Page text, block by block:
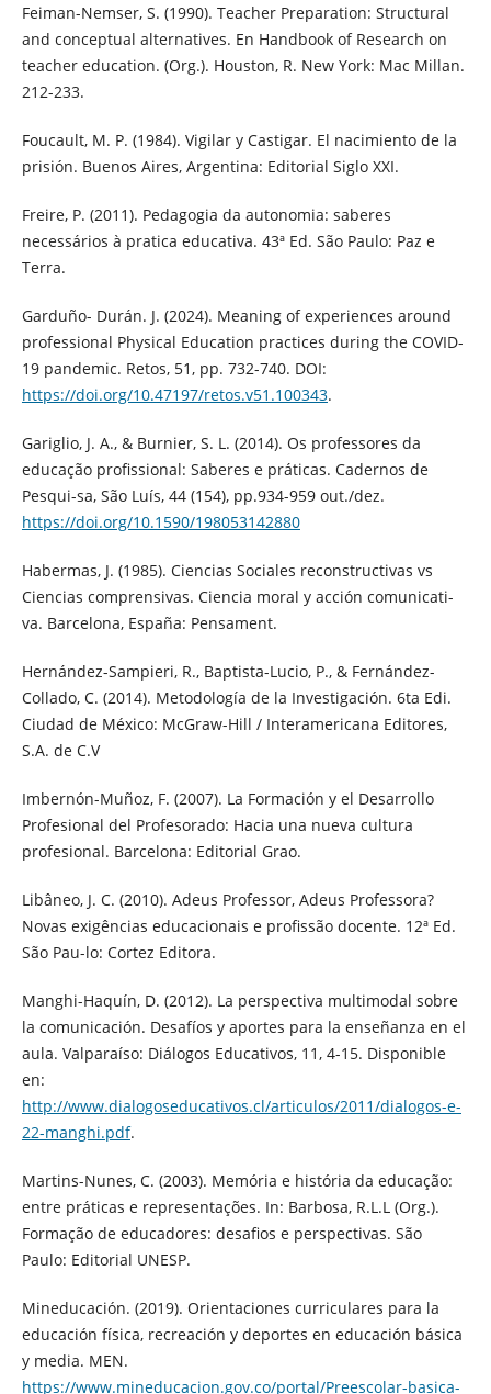
Feiman-Nemser, S. (1990). Teacher Preparation: Structural
and conceptual alternatives. En Handbook of Research on
teacher education. (Org.). Houston, R. New York: Mac Millan.
212-233.
Foucault, M. P. (1984). Vigilar y Castigar. El nacimiento de la
prisión. Buenos Aires, Argentina: Editorial Siglo XXI.
Freire, P. (2011). Pedagogia da autonomia: saberes
necessários à pratica educativa. 43ª Ed. São Paulo: Paz e
Terra.
Garduño- Durán. J. (2024). Meaning of experiences around
professional Physical Education practices during the COVID-
19 pandemic. Retos, 51, pp. 732-740. DOI:
https://doi.org/10.47197/retos.v51.100343.
Gariglio, J. A., & Burnier, S. L. (2014). Os professores da
educação profissional: Saberes e práticas. Cadernos de
Pesqui-sa, São Luís, 44 (154), pp.934-959 out./dez.
https://doi.org/10.1590/198053142880
Habermas, J. (1985). Ciencias Sociales reconstructivas vs
Ciencias comprensivas. Ciencia moral y acción comunicati-
va. Barcelona, España: Pensament.
Hernández-Sampieri, R., Baptista-Lucio, P., & Fernández-
Collado, C. (2014). Metodología de la Investigación. 6ta Edi.
Ciudad de México: McGraw-Hill / Interamericana Editores,
S.A. de C.V
Imbernón-Muñoz, F. (2007). La Formación y el Desarrollo
Profesional del Profesorado: Hacia una nueva cultura
profesional. Barcelona: Editorial Grao.
Libâneo, J. C. (2010). Adeus Professor, Adeus Professora?
Novas exigências educacionais e profissão docente. 12ª Ed.
São Pau-lo: Cortez Editora.
Manghi-Haquín, D. (2012). La perspectiva multimodal sobre
la comunicación. Desafíos y aportes para la enseñanza en el
aula. Valparaíso: Diálogos Educativos, 11, 4-15. Disponible
en:
http://www.dialogoseducativos.cl/articulos/2011/dialogos-e-
22-manghi.pdf.
Martins-Nunes, C. (2003). Memória e história da educação:
entre práticas e representações. In: Barbosa, R.L.L (Org.).
Formação de educadores: desafios e perspectivas. São
Paulo: Editorial UNESP.
Mineducación. (2019). Orientaciones curriculares para la
educación física, recreación y deportes en educación básica
y media. MEN.
https://www.mineducacion.gov.co/portal/Preescolar-basica-